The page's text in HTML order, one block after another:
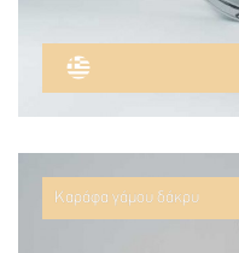
Καράφα γάμου δάκρυ